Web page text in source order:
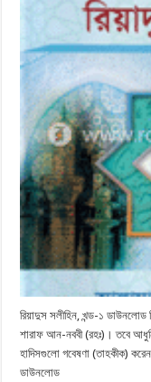
রিয়াদুস সলীহিন, খন্ড-১
শারাফ আন-নববী (রহঃ)। তবে
হাদিসগুলো গবেষণা (তাহকীক)
ডাউনলোড